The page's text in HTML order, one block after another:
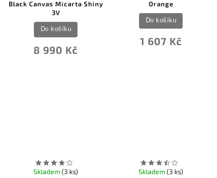
Black Canvas Micarta Shiny
3V
8 990 Kč
Do košíku
Orange
1 607 Kč
Do košíku
Skladem(3 ks) Skladem(3 ks)